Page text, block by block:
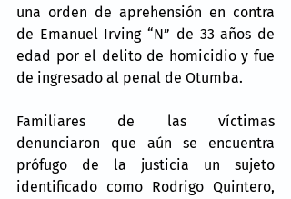
una orden de aprehensión en contra
de Emanuel Irving “N” de 33 años de
edad por el delito de homicidio y fue
de ingresado al penal de Otumba.
Familiares de las víctimas
denunciaron que aún se encuentra
prófugo de la justicia un sujeto
identificado como Rodrigo Quintero,